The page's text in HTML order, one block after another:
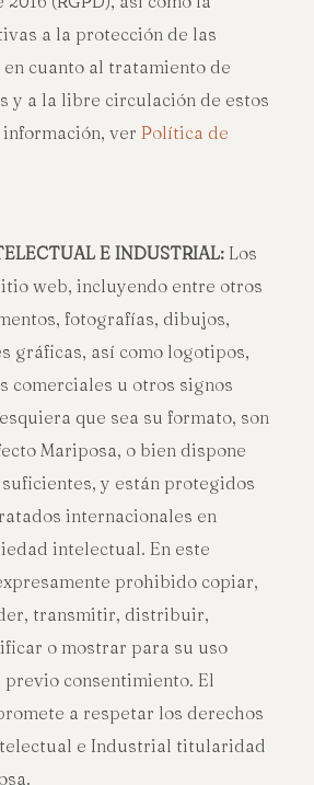
a la protección de las
cuanto al tratamiento de
y a la libre circulación de estos
ver Política de
E INDUSTRIAL: Los
web, incluyendo entre otros
fotografías, dibujos,
gráficas, así como logotipos,
comerciales u otros signos
que sea su formato, son
Mariposa, o bien dispone
y están protegidos
internacionales en
intelectual. En este
prohibido copiar,
transmitir, distribuir,
o mostrar para su uso
consentimiento. El
a respetar los derechos
e Industrial titularidad